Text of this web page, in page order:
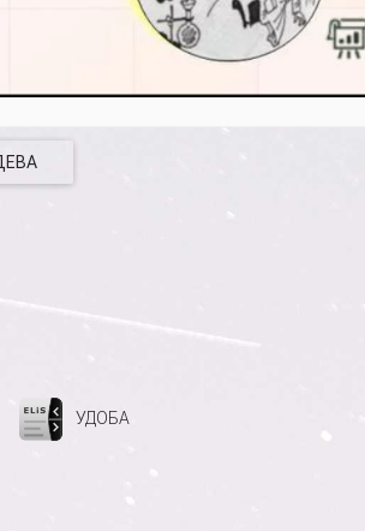
УДОБА